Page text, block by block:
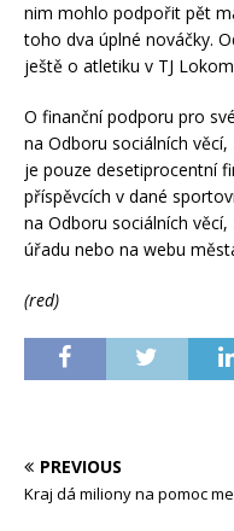
nim mohlo podpořit pět
toho dva úplné nováčky.
ještě o atletiku v TJ
O finanční podporu pro
na Odboru sociálních
je pouze desetiprocentní
příspěvcích v dané
na Odboru sociálních
úřadu nebo na webu
(red)
PREVIOUS
Kraj dá miliony na pomoc